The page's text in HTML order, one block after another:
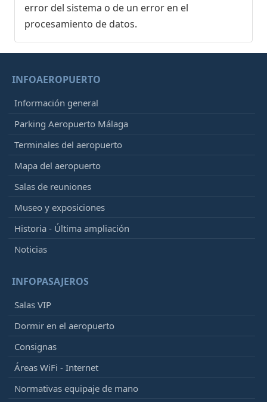
error del sistema o de un error en el
procesamiento de datos.
INFOAEROPUERTO
Información general
Parking Aeropuerto Málaga
Terminales del aeropuerto
Mapa del aeropuerto
Salas de reuniones
Museo y exposiciones
Historia - Última ampliación
Noticias
INFOPASAJEROS
Salas VIP
Dormir en el aeropuerto
Consignas
Áreas WiFi - Internet
Normativas equipaje de mano